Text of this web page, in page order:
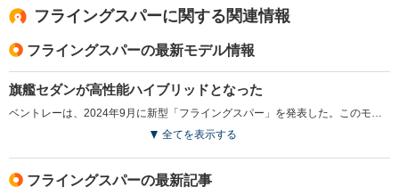
WLTCモード
燃費
排気量
駆動方式
3996cc
4WD
5998cc
4WD
5998cc
4WD
フライングスパーに関する関連情報
フライングスパーの最新モデル情報
旗艦セダンが高性能ハイブリッドとなった
ベントレーは、2024年9月に新型「フライングスパー」を発表した。このモデルは、782psと1000N・mの新プラグインハイブリッド パワートレイン「ウルトラ パフォーマンス ハイブリッド」を搭載し、4ドアスーパーカーとしての地位を確立している。0-100km/hをわずか3.5秒で達成し、最大829kmの航続距離を実現した。最新の電気アーキテクチャーを採用してドライバーアシストとインフォテインメントなどが大きく進化させている。エクステリアは新しいグリルやバンパーを採用し、スポーティな印象を与え、インテリアは新しいシートデザインや高級素材が使用されており、ベントレーのこだわりが詰まった1台に仕上がった。（2024.9）
全てを表示する
フライングスパーの最新記事